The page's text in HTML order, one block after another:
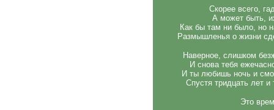
Скорее всего,
А может быть,
Как бы там ни было, но
Размышленья о жизни
Наверное, слишком
И снова тебя
И ты любишь ночь и
Спустя тридцать лет
Это